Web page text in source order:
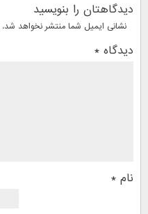
دیدگاهتان را بنویسید
نشانی ایمیل شما منتشر نخواهد شد.
دیدگاه *
نام *